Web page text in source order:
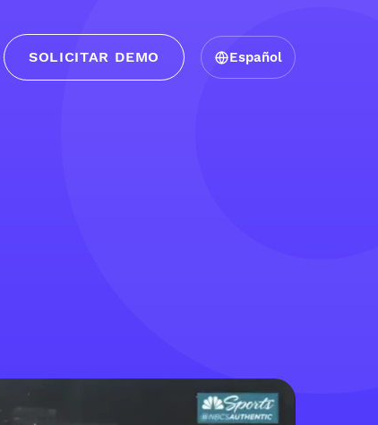
SOLICITAR DEMO Español